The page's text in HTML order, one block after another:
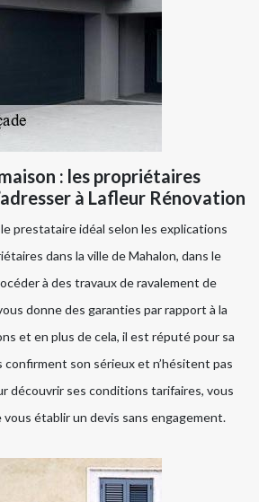
: les propriétaires
à Lafleur Rénovation
prestataire idéal selon les explications
dans la ville de Mahalon, dans le
à des travaux de ravalement de
donne des garanties par rapport à la
et en plus de cela, il est réputé pour sa
confirment son sérieux et n’hésitent pas
découvrir ses conditions tarifaires, vous
vous établir un devis sans engagement.